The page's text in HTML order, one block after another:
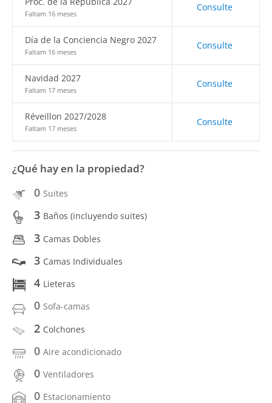
Faltam 16 meses
Consulte
Día de la Conciencia Negro 2027
Faltam 16 meses
Consulte
Navidad 2027
Faltam 17 meses
Consulte
Réveillon 2027/2028
Faltam 17 meses
Consulte
¿Qué hay en la propiedad?
0 Suites
3 Baños (incluyendo suites)
3 Camas Dobles
3 Camas Individuales
4 Lieteras
0 Sofa-camas
2 Colchones
0 Aire acondicionado
0 Ventiladores
0 Estacionamiento